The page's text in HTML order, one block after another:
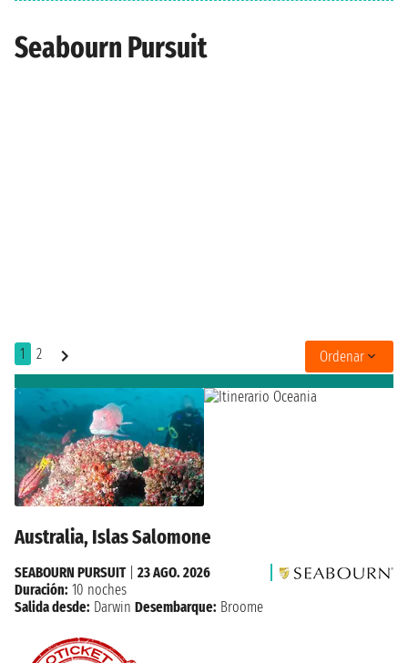
Seabourn Pursuit
1 2 Ordenar
Australia, Islas Salomone
SEABOURN PURSUIT| 23 AGO. 2026
Duración: 10 noches
Salida desde: Darwin Desembarque: Broome